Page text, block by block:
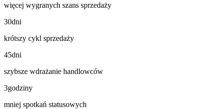
więcej wygranych szans sprzedaży
30dni
krótszy cykl sprzedaży
45dni
szybsze wdrażanie handlowców
3godziny
mniej spotkań statusowych